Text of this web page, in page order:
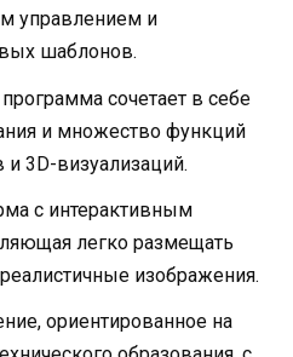
управлением и
шаблонов.
программа сочетает в себе
и множество функций
и 3D-визуализаций.
с интерактивным
легко размещать
изображения.
ориентированное на